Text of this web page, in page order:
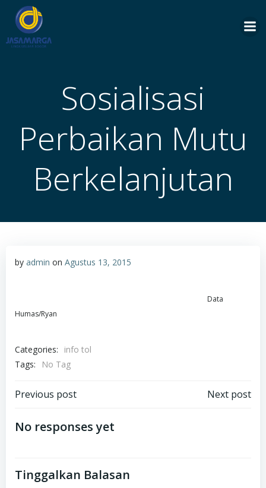
Sosialisasi
Perbaikan Mutu
Berkelanjutan
by admin on Agustus 13, 2015
Data
Humas/Ryan
Categories:
info tol
Tags:
No Tag
Navigasi
pos
Previous post
NavigasiNext post
No responses yet
Tinggalkan Balasan